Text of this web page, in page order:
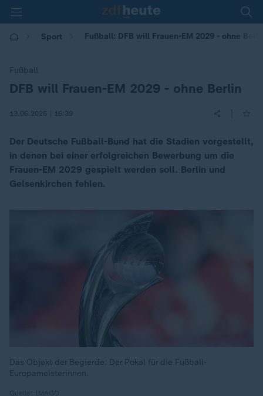
Sport Fußball: DFB will Frauen-EM 2029 - ohne
Fußball
:DFB will Frauen-EM 2029 - ohne Berlin
13.06.2025 | 16:39
Der Deutsche Fußball-Bund hat die Stadien vorgestellt,
in denen bei einer erfolgreichen Bewerbung um die
Frauen-EM 2029 gespielt werden soll. Berlin und
Gelsenkirchen fehlen.
Das Objekt der Begierde: Der Pokal für die Fußball-
Europameisterinnen.